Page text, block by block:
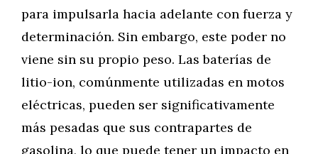
para impulsarla hacia adelante con fuerza y ​​
determinación. Sin embargo, este poder no
viene sin su propio peso. Las baterías de
litio-ion, comúnmente utilizadas en motos
eléctricas, pueden ser significativamente
más pesadas que sus contrapartes de
gasolina, lo que puede tener un impacto en